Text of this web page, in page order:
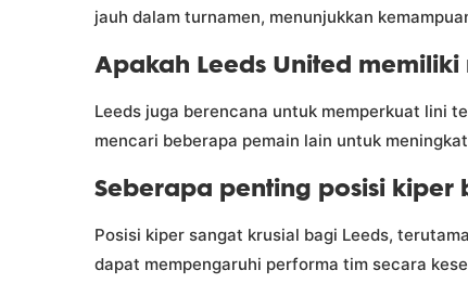
jauh dalam turnamen, menunjukkan
Apakah Leeds United
Leeds juga berencana untuk memperkuat lini
mencari beberapa pemain lain untuk
Seberapa penting posisi kiper
Posisi kiper sangat krusial bagi Leeds,
dapat mempengaruhi performa tim secara